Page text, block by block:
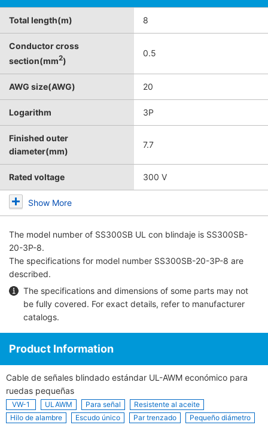
Total length(m) 8
Conductor cross
section(mm2)
0.5
AWG size(AWG) 20
Logarithm 3P
Finished outer
diameter(mm)
7.7
Rated voltage 300 V
Show More
The model number of SS300SB UL con blindaje is SS300SB-
20-3P-8.
The specifications for model number SS300SB-20-3P-8 are
described.
The specifications and dimensions of some parts may not
be fully covered. For exact details, refer to manufacturer
catalogs.
Product Information
Cable de señales blindado estándar UL-AWM económico para
ruedas pequeñas
VW-1 ULAWM Para señal
Resistente al aceite
Hilo de alambre
Escudo único Par trenzado
Pequeño diámetro